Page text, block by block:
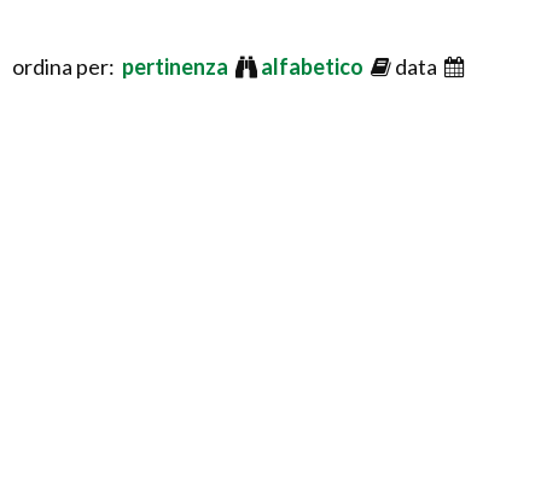
ordina per: pertinenza alfabetico data